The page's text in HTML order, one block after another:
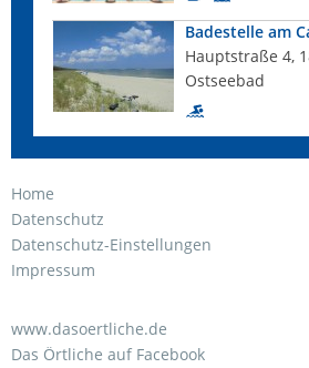
Badestelle am
Hauptstraße 4,
Ostseebad
Home
Datenschutz
Datenschutz-Einstellungen
Impressum
www.dasoertliche.de
Das Örtliche auf Facebook